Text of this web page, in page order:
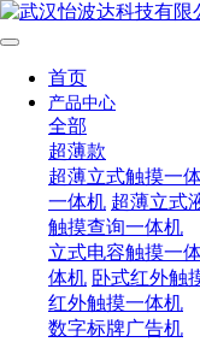
首页
产品中心
全部
超薄款
超薄立式触摸一
一体机 超薄立式
触摸查询一体机
立式电容触摸一
体机 卧式红外触
红外触摸一体机
数字标牌广告机